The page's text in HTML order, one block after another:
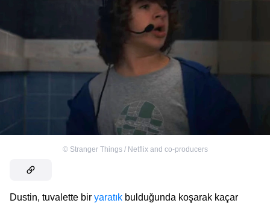
© Stranger Things / Netflix and co-producers
Dustin, tuvalette bir yaratık bulduğunda koşarak kaçar